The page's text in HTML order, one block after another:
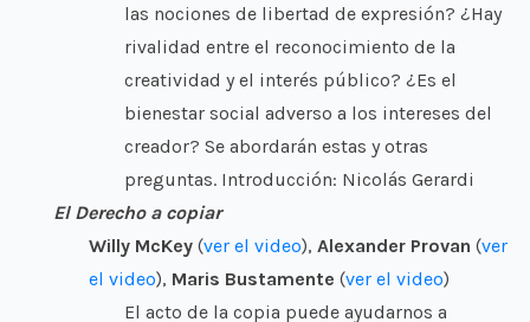
las nociones de libertad de expresión? ¿Hay
rivalidad entre el reconocimiento de la
creatividad y el interés público? ¿Es el
bienestar social adverso a los intereses del
creador? Se abordarán estas y otras
preguntas. Introducción: Nicolás Gerardi
El Derecho a copiar
Willy McKey (ver el video), Alexander Provan (ver
el video), Maris Bustamente (ver el video)
El acto de la copia puede ayudarnos a